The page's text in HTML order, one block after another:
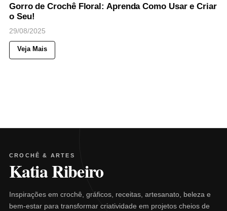
Gorro de Crochê Floral: Aprenda Como Usar e Criar
o Seu!
29/08/2025
Veja Mais
CROCHÊ & ARTES
Katia Ribeiro
Inspirações em crochê, gráficos, receitas, artesanato, beleza e
bem-estar para transformar criatividade em projetos cheios de